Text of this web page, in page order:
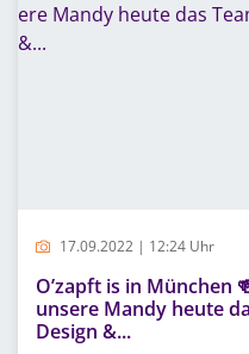
17.09.2022 | 12:24 Uhr
O’zapft is in München
unsere Mandy heute
Design &...